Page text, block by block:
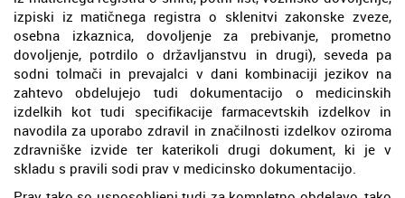
izpiski iz matičnega registra o sklenitvi zakonske zveze,
osebna izkaznica, dovoljenje za prebivanje, prometno
dovoljenje, potrdilo o državljanstvu in drugi), seveda pa
sodni tolmači in prevajalci v dani kombinaciji jezikov na
zahtevo obdelujejo tudi dokumentacijo o medicinskih
izdelkih kot tudi specifikacije farmacevtskih izdelkov in
navodila za uporabo zdravil in značilnosti izdelkov oziroma
zdravniške izvide ter katerikoli drugi dokument, ki je v
skladu s pravili sodi prav v medicinsko dokumentacijo.